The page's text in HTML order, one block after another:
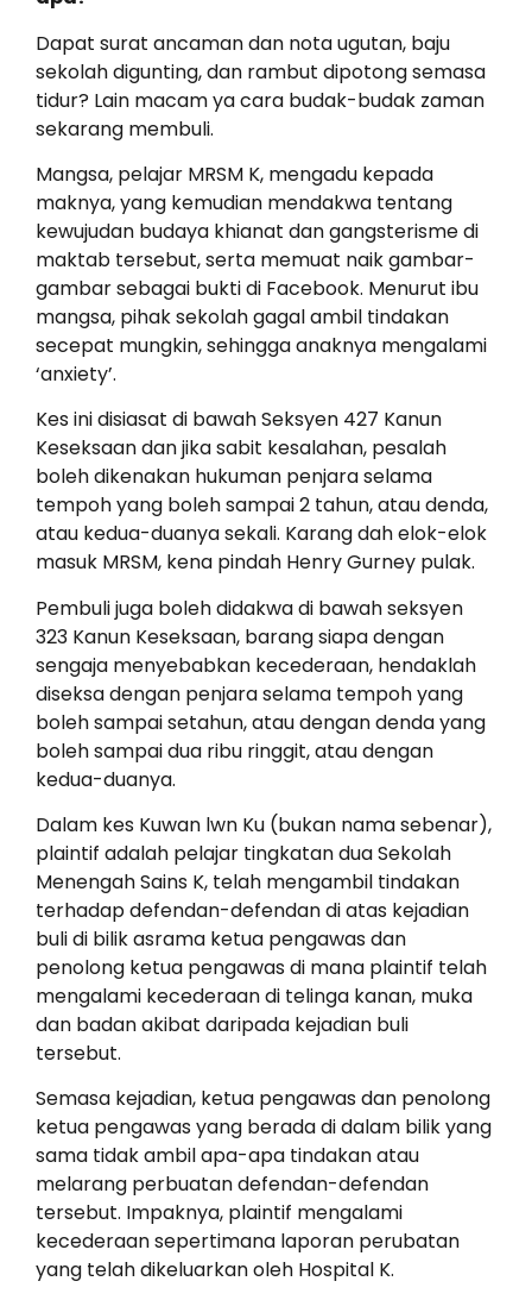
Dapat surat ancaman dan nota ugutan, baju
sekolah digunting, dan rambut dipotong semasa
tidur? Lain macam ya cara budak-budak zaman
sekarang membuli.
Mangsa, pelajar MRSM K, mengadu kepada
maknya, yang kemudian mendakwa tentang
kewujudan budaya khianat dan gangsterisme di
maktab tersebut, serta memuat naik gambar-
gambar sebagai bukti di Facebook. Menurut ibu
mangsa, pihak sekolah gagal ambil tindakan
secepat mungkin, sehingga anaknya mengalami
‘anxiety’.
Kes ini disiasat di bawah Seksyen 427 Kanun
Keseksaan dan jika sabit kesalahan, pesalah
boleh dikenakan hukuman penjara selama
tempoh yang boleh sampai 2 tahun, atau denda,
atau kedua-duanya sekali. Karang dah elok-elok
masuk MRSM, kena pindah Henry Gurney pulak.
Pembuli juga boleh didakwa di bawah seksyen
323 Kanun Keseksaan, barang siapa dengan
sengaja menyebabkan kecederaan, hendaklah
diseksa dengan penjara selama tempoh yang
boleh sampai setahun, atau dengan denda yang
boleh sampai dua ribu ringgit, atau dengan
kedua-duanya.
Dalam kes Kuwan lwn Ku (bukan nama sebenar),
plaintif adalah pelajar tingkatan dua Sekolah
Menengah Sains K, telah mengambil tindakan
terhadap defendan-defendan di atas kejadian
buli di bilik asrama ketua pengawas dan
penolong ketua pengawas di mana plaintif telah
mengalami kecederaan di telinga kanan, muka
dan badan akibat daripada kejadian buli
tersebut.
Semasa kejadian, ketua pengawas dan penolong
ketua pengawas yang berada di dalam bilik yang
sama tidak ambil apa-apa tindakan atau
melarang perbuatan defendan-defendan
tersebut. Impaknya, plaintif mengalami
kecederaan sepertimana laporan perubatan
yang telah dikeluarkan oleh Hospital K.